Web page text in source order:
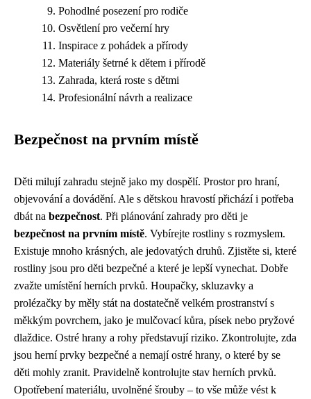
Pohodlné posezení pro rodiče
Osvětlení pro večerní hry
Inspirace z pohádek a přírody
Materiály šetrné k dětem i přírodě
Zahrada, která roste s dětmi
Profesionální návrh a realizace
Bezpečnost na prvním místě
Děti milují zahradu stejně jako my dospělí. Prostor pro hraní,
objevování a dovádění. Ale s dětskou hravostí přichází i potřeba
dbát na bezpečnost. Při plánování zahrady pro děti je
bezpečnost na prvním místě. Vybírejte rostliny s rozmyslem.
Existuje mnoho krásných, ale jedovatých druhů. Zjistěte si, které
rostliny jsou pro děti bezpečné a které je lepší vynechat. Dobře
zvažte umístění herních prvků. Houpačky, skluzavky a
prolézačky by měly stát na dostatečně velkém prostranství s
měkkým povrchem, jako je mulčovací kůra, písek nebo pryžové
dlaždice. Ostré hrany a rohy představují riziko. Zkontrolujte, zda
jsou herní prvky bezpečné a nemají ostré hrany, o které by se
děti mohly zranit. Pravidelně kontrolujte stav herních prvků.
Opotřebení materiálu, uvolněné šrouby – to vše může vést k